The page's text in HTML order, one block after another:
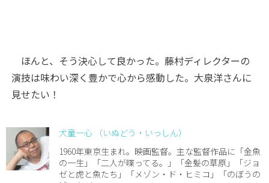
ほんと、そう決心して良かった。藤村ディレクターの
演技は味わい深く豊かで心から感動した。大泉洋さんに
見せたい！
犬童一心 （いぬどう・いっしん）
1960年東京生まれ。映画監督。主な監督作品に「金魚
の一生」「二人が喋ってる。」「金髪の草原」「ジョ
ゼと虎と魚たち」「メゾン・ド・ヒミコ」「のぼうの